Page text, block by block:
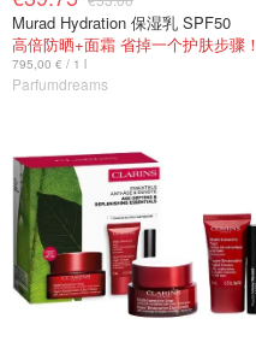
Murad Hydration 保湿乳 SPF50
高倍防晒+面霜 省掉一个护肤步骤！
795,00 € / 1 l
Parfumdreams